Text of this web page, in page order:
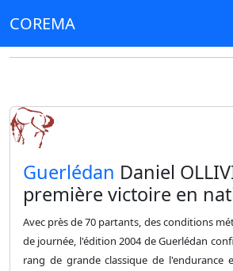
COREMA
​Guerlédan Daniel
première victoire en
Avec près de 70 partants, des conditions
de journée, l'édition 2004 de Guerlédan
rang de grande classique de l'endurance